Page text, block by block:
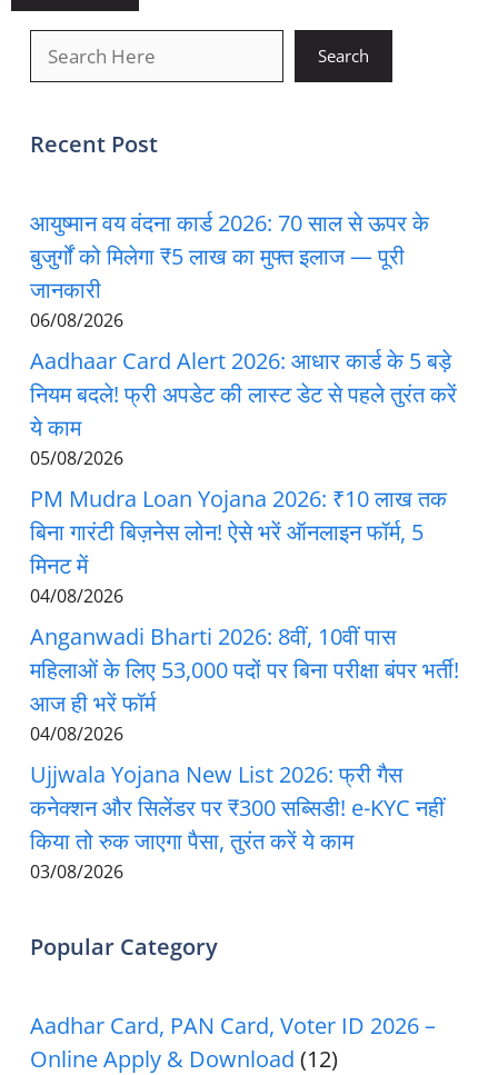
Search
Recent Post
आयुष्मान वय वंदना कार्ड 2026: 70 साल से ऊपर के
बुजुर्गों को मिलेगा ₹5 लाख का मुफ्त इलाज — पूरी
जानकारी
06/08/2026
Aadhaar Card Alert 2026: आधार कार्ड के 5 बड़े
नियम बदले! फ्री अपडेट की लास्ट डेट से पहले तुरंत करें
ये काम
05/08/2026
PM Mudra Loan Yojana 2026: ₹10 लाख तक
बिना गारंटी बिज़नेस लोन! ऐसे भरें ऑनलाइन फॉर्म, 5
मिनट में
04/08/2026
Anganwadi Bharti 2026: 8वीं, 10वीं पास
महिलाओं के लिए 53,000 पदों पर बिना परीक्षा बंपर भर्ती!
आज ही भरें फॉर्म
04/08/2026
Ujjwala Yojana New List 2026: फ्री गैस
कनेक्शन और सिलेंडर पर ₹300 सब्सिडी! e-KYC नहीं
किया तो रुक जाएगा पैसा, तुरंत करें ये काम
03/08/2026
Popular Category
Aadhar Card, PAN Card, Voter ID 2026 –
Online Apply & Download (12)